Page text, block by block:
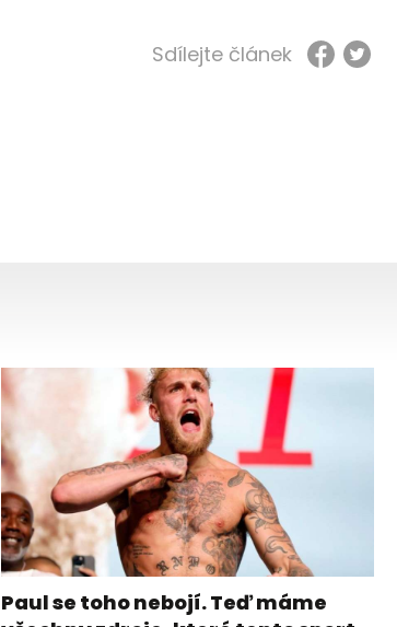
Sdílejte článek
Paul se toho nebojí. Teď máme